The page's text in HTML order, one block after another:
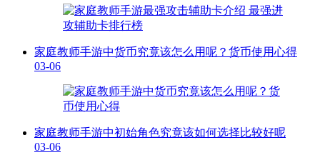
家庭教师手游中货币究竟该怎么用呢？货币使用心得
03-06
家庭教师手游中初始角色究竟该如何选择比较好呢
03-06